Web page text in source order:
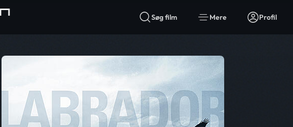
Søg film Mere Profil